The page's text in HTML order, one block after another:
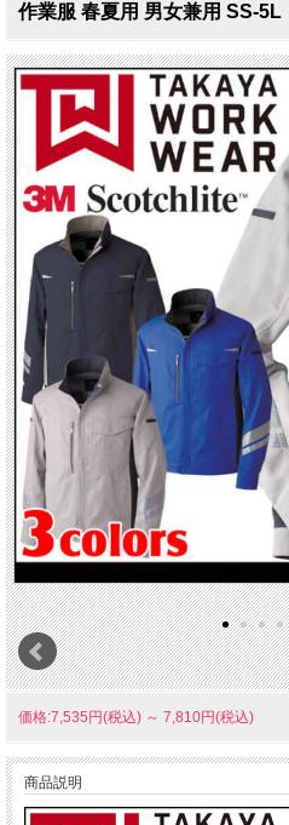
作業服 春夏用 男女兼用 SS-5L
価格:7,535円(税込) ～ 7,810円(税込)
商品説明